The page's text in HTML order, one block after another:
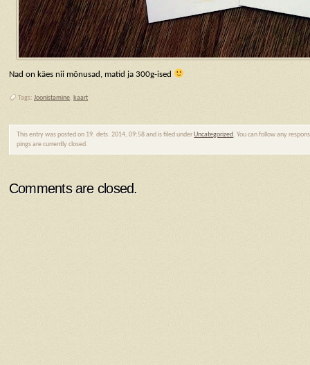
Nad on käes nii mõnusad, matid ja 300g-ised
Tags: Joonistamine, kaart
This entry was posted on 19. dets. 2014, 09:58 and is filed underUncategorized. You can follow any
pings are currently closed.
Comments are closed.